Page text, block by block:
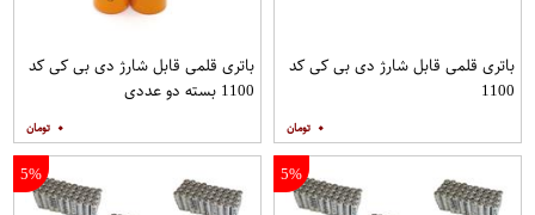
باتری قلمی قابل شارژ دی بی کی کد
1100
۰
باتری قلمی قابل شارژ دی بی کی کد
1100 بسته دو عددی
۰
5%
5%